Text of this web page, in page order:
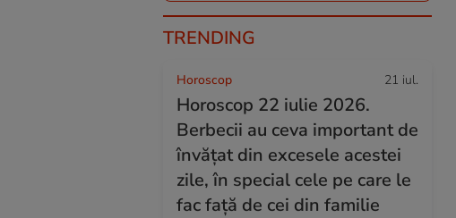
TRENDING
Horoscop 21 iul.
Horoscop 22 iulie 2026.
Berbecii au ceva important de
învățat din excesele acestei
zile, în special cele pe care le
fac față de cei din familie